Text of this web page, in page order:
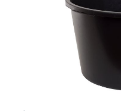
Källsortering
Hinkar & Tunnor
Kundkorgar